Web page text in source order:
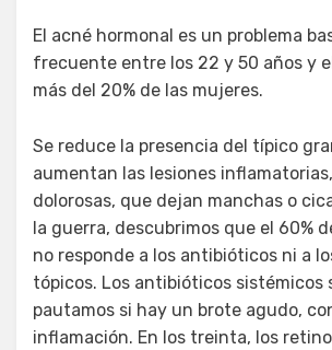
El acné hormonal es un problema
frecuente entre los 22 y 50 años y
más del 20% de las mujeres.
Se reduce la presencia del típico
aumentan las lesiones
dolorosas, que dejan manchas o
la guerra, descubrimos que el 60%
no responde a los antibióticos ni a
tópicos. Los antibióticos sistémicos
pautamos si hay un brote agudo,
inflamación. En los treinta, los